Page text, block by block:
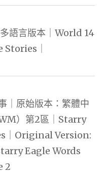
語言版本｜World 14
｜
｜原始版本：繁體中
）第2區｜Starry
｜Original Version:
Eagle Words
2